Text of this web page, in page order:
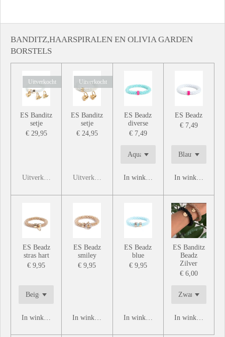
BANDITZ,HAARSPIRALEN EN OLIVIA GARDEN
BORSTELS
Uitverkocht
ES Banditz
setje
€ 29,95
Uitverkocht
Uitverkocht
ES Banditz
setje
€ 24,95
Uitverkocht
ES Beadz
diverse
€ 7,49
In winkelwagen
ES Beadz
€ 7,49
In winkelwagen
ES Beadz
stras hart
€ 9,95
In winkelwagen
ES Beadz
smiley
€ 9,95
In winkelwagen
ES Beadz
blue
€ 9,95
In winkelwagen
ES Banditz
Beadz
Zilver
€ 6,00
In winkelwagen